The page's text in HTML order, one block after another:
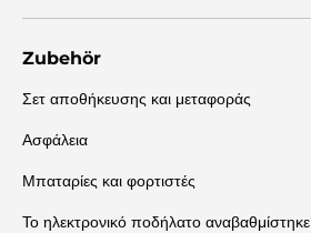
Zubehör
Σετ αποθήκευσης και μεταφοράς
Ασφάλεια
Μπαταρίες και φορτιστές
Το ηλεκτρονικό ποδήλατο αναβαθμίστηκε